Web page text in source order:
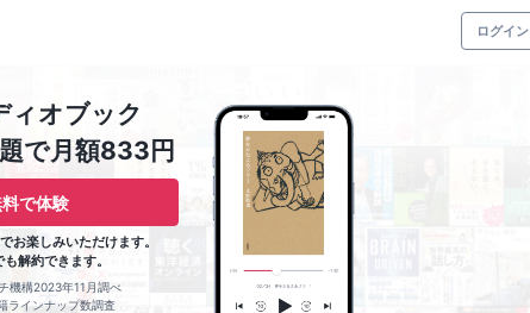
ログイン
ィオブック
で月額833円
で体験
楽しみいただけます。
解約できます。
機構2023年11月調べ
ラインナップ数調査